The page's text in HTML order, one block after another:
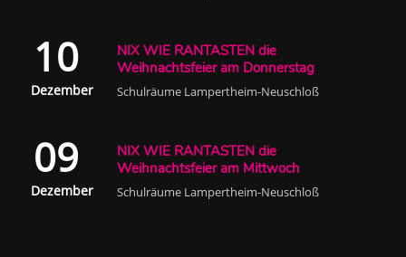
10
Dezember
NIX WIE RANTASTEN die
Weihnachtsfeier am Donnerstag
Schulräume Lampertheim-Neuschloß
09
Dezember
NIX WIE RANTASTEN die
Weihnachtsfeier am Mittwoch
Schulräume Lampertheim-Neuschloß